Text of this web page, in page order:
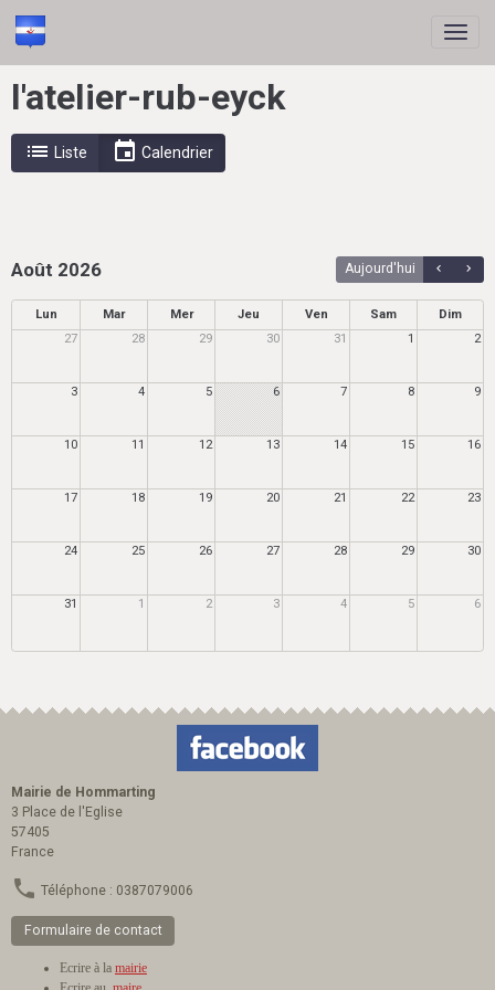
l'atelier-rub-eyck
Liste Calendrier
Août 2026 Aujourd'hui
Lun Mar Mer Jeu Ven Sam
Dim
27
28 29 30 31 1 2
3 4 5 6 7 8 9
10 11 12 13 14 15 16
17 18 19 20 21 22 23
24 25 26 27 28 29 30
31 1 2 3 4 5 6
Mairie de Hommarting
3 Place de l'Eglise
57405
France
Téléphone : 0387079006
Formulaire de contact
Ecrire à la mairie